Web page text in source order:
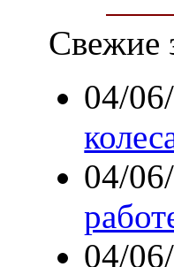
Свежие
04/
04/
04/